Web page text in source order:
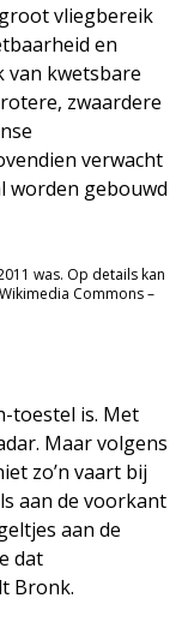
vliegbereik
en
van kwetsbare
zwaardere
verwacht
worden gebouwd
was. Op details kan
Commons –
toestel is. Met
Maar volgens
zo’n vaart bij
aan de voorkant
aan de
dat
Bronk.